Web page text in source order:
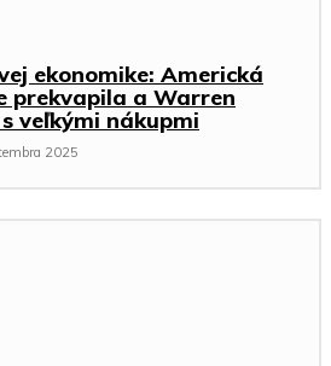
ekonomike: Americká
prekvapila a Warren
veľkými nákupmi
2025